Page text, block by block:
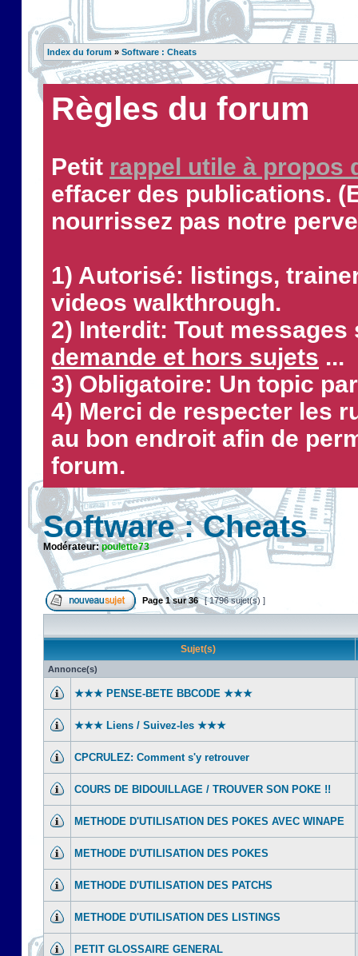
Index du forum » Software : Cheats
Règles du forum
Petit rappel utile à propos
effacer des publications.
nourrissez pas notre
1) Autorisé: listings,
videos walkthrough.
2) Interdit: Tout
demande et hors sujets ...
3) Obligatoire: Un topic
4) Merci de respecter les
au bon endroit afin de
forum.
Software : Cheats
Modérateur:poulette73
Page1sur36 [ 1796 sujet(s) ]
Sujet(s)
Annonce(s)
★★★ PENSE-BETE BBCODE ★★★
★★★ Liens / Suivez-les ★★★
CPCRULEZ: Comment s'y retrouver‎
COURS DE BIDOUILLAGE / TROUVER SON POKE !!
METHODE D'UTILISATION DES POKES AVEC WINAPE
METHODE D'UTILISATION DES POKES
METHODE D'UTILISATION DES PATCHS
METHODE D'UTILISATION DES LISTINGS
PETIT GLOSSAIRE GENERAL